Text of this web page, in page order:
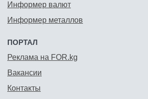
Информер валют
Информер металлов
ПОРТАЛ
Реклама на FOR.kg
Вакансии
Контакты